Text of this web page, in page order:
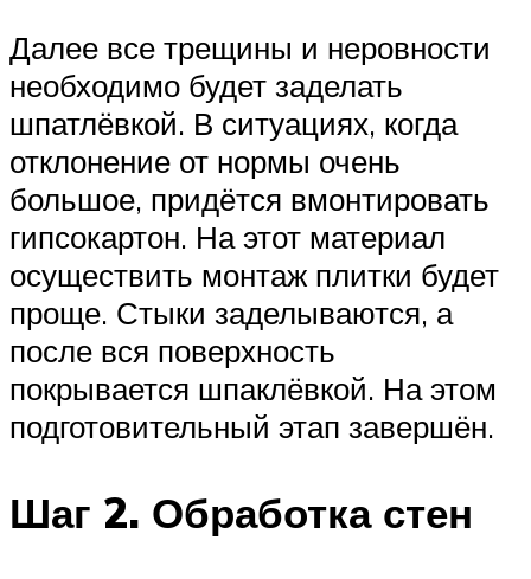
Далее все трещины и неровности
необходимо будет заделать
шпатлёвкой. В ситуациях, когда
отклонение от нормы очень
большое, придётся вмонтировать
гипсокартон. На этот материал
осуществить монтаж плитки будет
проще. Стыки заделываются, а
после вся поверхность
покрывается шпаклёвкой. На этом
подготовительный этап завершён.
Шаг 2. Обработка стен